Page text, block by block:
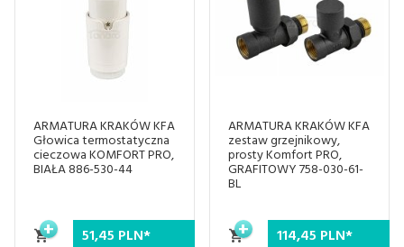
ARMATURA KRAKÓW KFA
Głowica termostatyczna
cieczowa KOMFORT PRO,
BIAŁA 886-530-44
51,45 PLN*
ARMATURA KRAKÓW KFA
zestaw grzejnikowy,
prosty Komfort PRO,
GRAFITOWY 758-030-61-
BL
114,45 PLN*